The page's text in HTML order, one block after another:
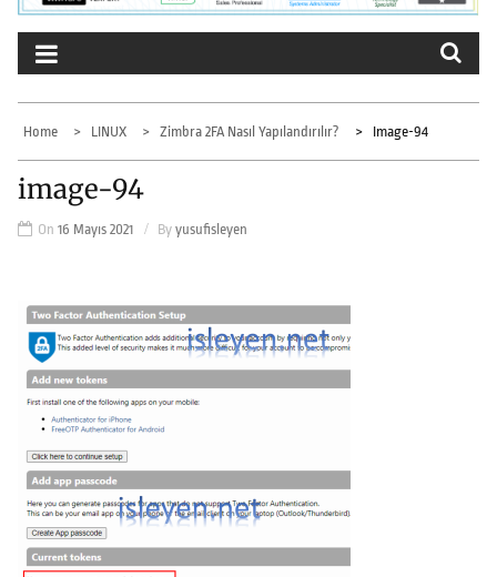
Home LINUX Zimbra 2FA Nasıl Yapılandırılır? Image-94
image-94
On 16 Mayıs 2021 By yusufisleyen